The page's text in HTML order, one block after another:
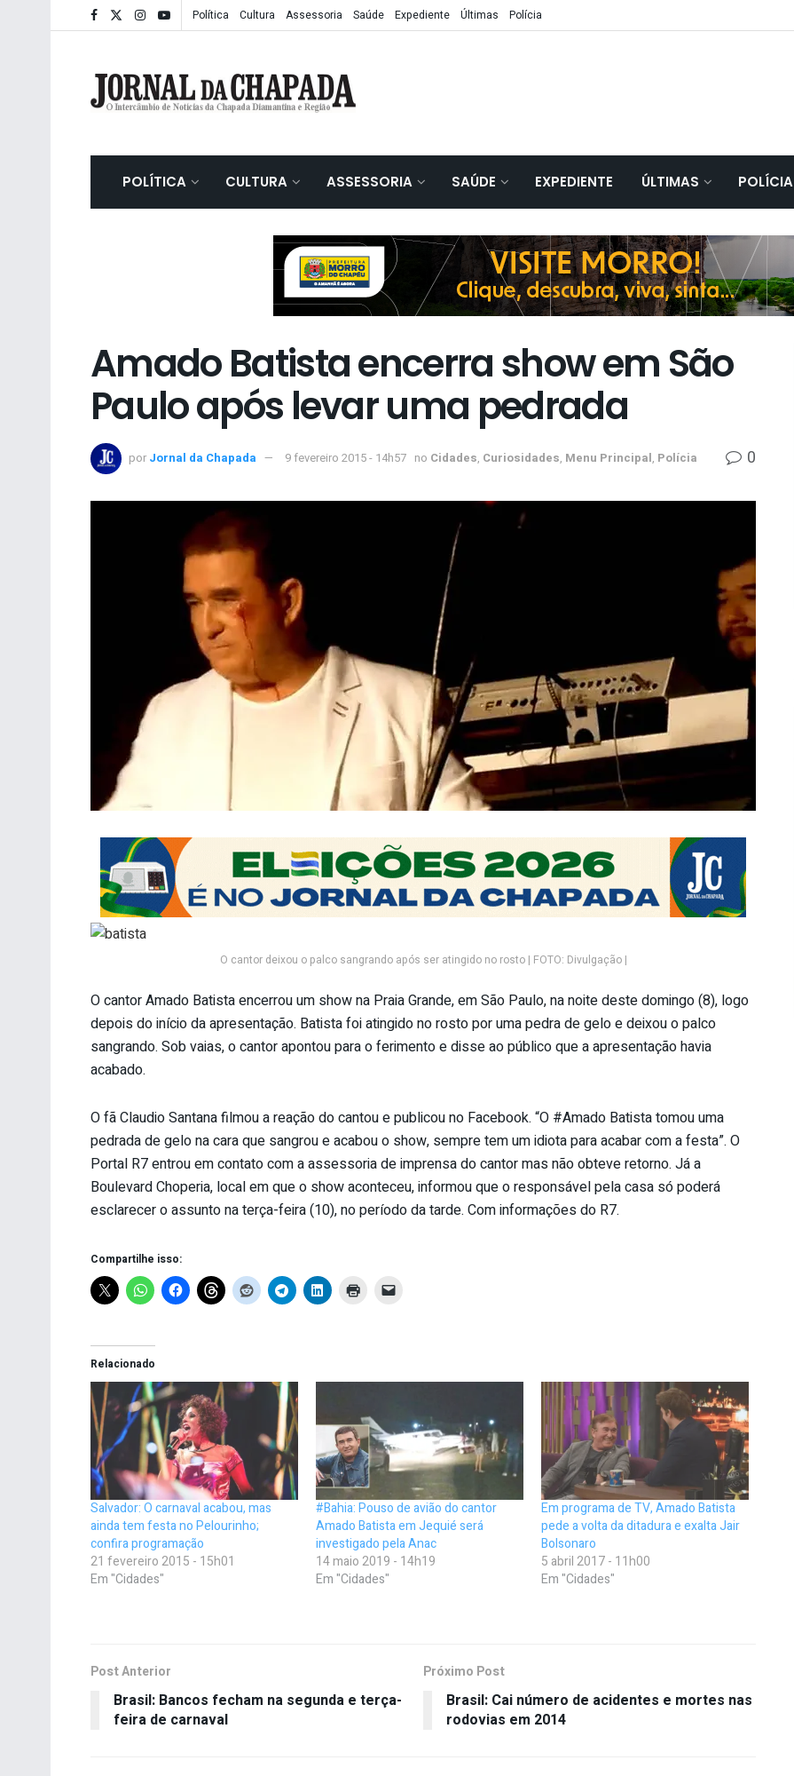
Política Cultura Assessoria Saúde Expediente Últimas Polícia
POLÍTICA CULTURA ASSESSORIA SAÚDE EXPEDIENTE ÚLTIMAS POLÍCIA
Amado Batista encerra show em São
Paulo após levar uma pedrada
por Jornal da Chapada 9 fevereiro 2015 - 14h57 no Cidades, Curiosidades, Menu Principal, Polícia 0
O cantor deixou o palco sangrando após ser atingido no rosto | FOTO: Divulgação |
O cantor Amado Batista encerrou um show na Praia Grande, em São Paulo, na noite deste domingo (8), logo
depois do início da apresentação. Batista foi atingido no rosto por uma pedra de gelo e deixou o palco
sangrando. Sob vaias, o cantor apontou para o ferimento e disse ao público que a apresentação havia
acabado.
O fã Claudio Santana filmou a reação do cantou e publicou no Facebook. “O #Amado Batista tomou uma
pedrada de gelo na cara que sangrou e acabou o show, sempre tem um idiota para acabar com a festa”. O
Portal R7 entrou em contato com a assessoria de imprensa do cantor mas não obteve retorno. Já a
Boulevard Choperia, local em que o show aconteceu, informou que o responsável pela casa só poderá
esclarecer o assunto na terça-feira (10), no período da tarde. Com informações do R7.
Compartilhe isso:
Relacionado
Salvador: O carnaval acabou, mas
ainda tem festa no Pelourinho;
confira programação
21 fevereiro 2015 - 15h01
Em "Cidades"
#Bahia: Pouso de avião do cantor
Amado Batista em Jequié será
investigado pela Anac
14 maio 2019 - 14h19
Em "Cidades"
Em programa de TV, Amado Batista
pede a volta da ditadura e exalta Jair
Bolsonaro
5 abril 2017 - 11h00
Em "Cidades"
Post Anterior
Brasil: Bancos fecham na segunda e terça-
feira de carnaval
Próximo Post
Brasil: Cai número de acidentes e mortes nas
rodovias em 2014